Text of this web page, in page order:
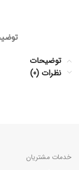
توضیحات
نظرات (0)
خدمات مشتریان